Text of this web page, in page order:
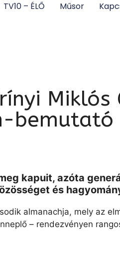
TV10 – ÉLŐ Műsor
Miklós
bemutató
kapuit, azóta
és
almanachja, mely az
– rendezvényen